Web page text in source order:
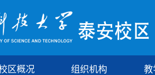
区概况 组织机构 教